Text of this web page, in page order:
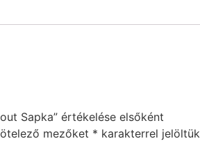
Sapka” értékelése elsőként
mezőket * karakterrel jelöltük